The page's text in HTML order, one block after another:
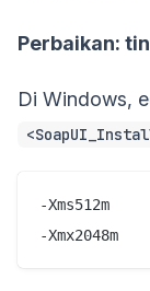
Perbaikan:
Di Windows,
-Xms512m